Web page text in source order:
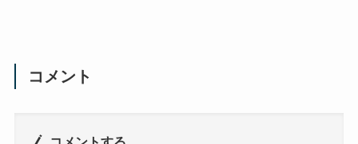
コメント